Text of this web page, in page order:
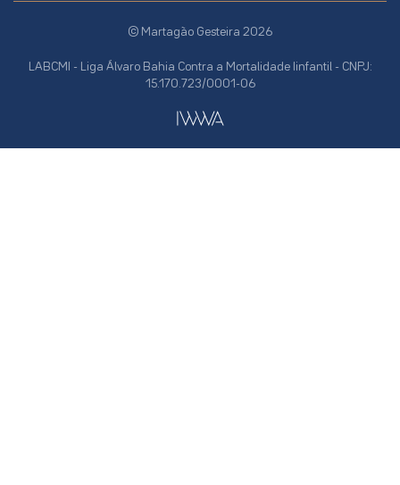
© Martagão Gesteira 2026
LABCMI - Liga Álvaro Bahia Contra a Mortalidade Iinfantil - CNPJ:
15.170.723/0001-06